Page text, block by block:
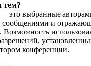
тем?
это выбранные
сообщениями и
Возможность
конференции.